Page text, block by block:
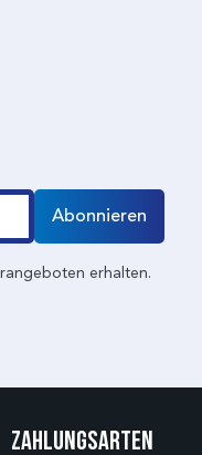
Abonnieren
erhalten.
Zahlungsarten